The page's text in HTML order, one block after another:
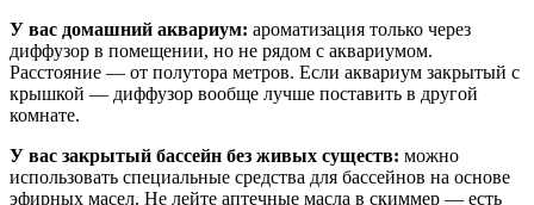
У вас домашний аквариум: ароматизация только через
диффузор в помещении, но не рядом с аквариумом.
Расстояние — от полутора метров. Если аквариум закрытый с
крышкой — диффузор вообще лучше поставить в другой
комнате.
У вас закрытый бассейн без живых существ: можно
использовать специальные средства для бассейнов на основе
эфирных масел. Не лейте аптечные масла в скиммер — есть